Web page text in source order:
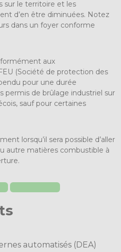
sur le territoire et les
d’en être diminuées. Notez
dans un foyer conforme
aux
(Société de protection des
pour une durée
permis de brûlage industriel sur
sauf pour certaines
lorsqu’il sera possible d’aller
autre matières combustible à
automatisés (DEA)